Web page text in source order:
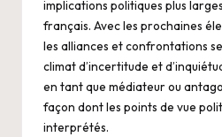
implications politiques plus
français. Avec les prochaines
les alliances et confrontations
climat d’incertitude et
en tant que médiateur ou
façon dont les points de vue
interprétés.